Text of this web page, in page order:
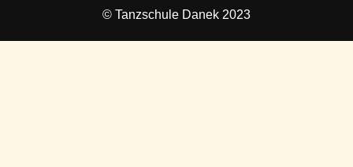
© Tanzschule Danek 2023